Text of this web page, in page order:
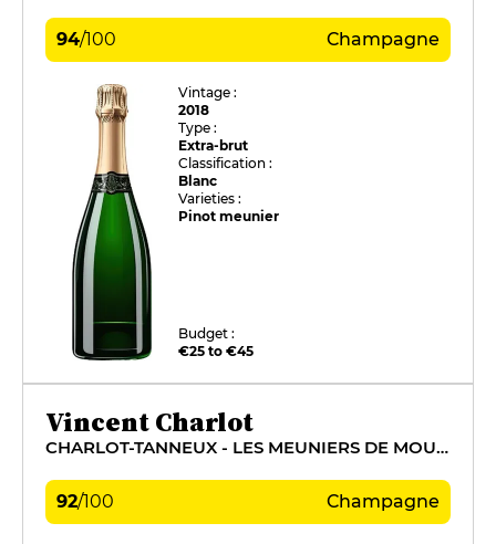
94/100 Champagne
Vintage :
2018
Type :
Extra-brut
Classification :
Blanc
Varieties :
Pinot meunier
Budget :
€25 to €45
Vincent Charlot
CHARLOT-TANNEUX - LES MEUNIERS DE MOUSSY
92/100 Champagne